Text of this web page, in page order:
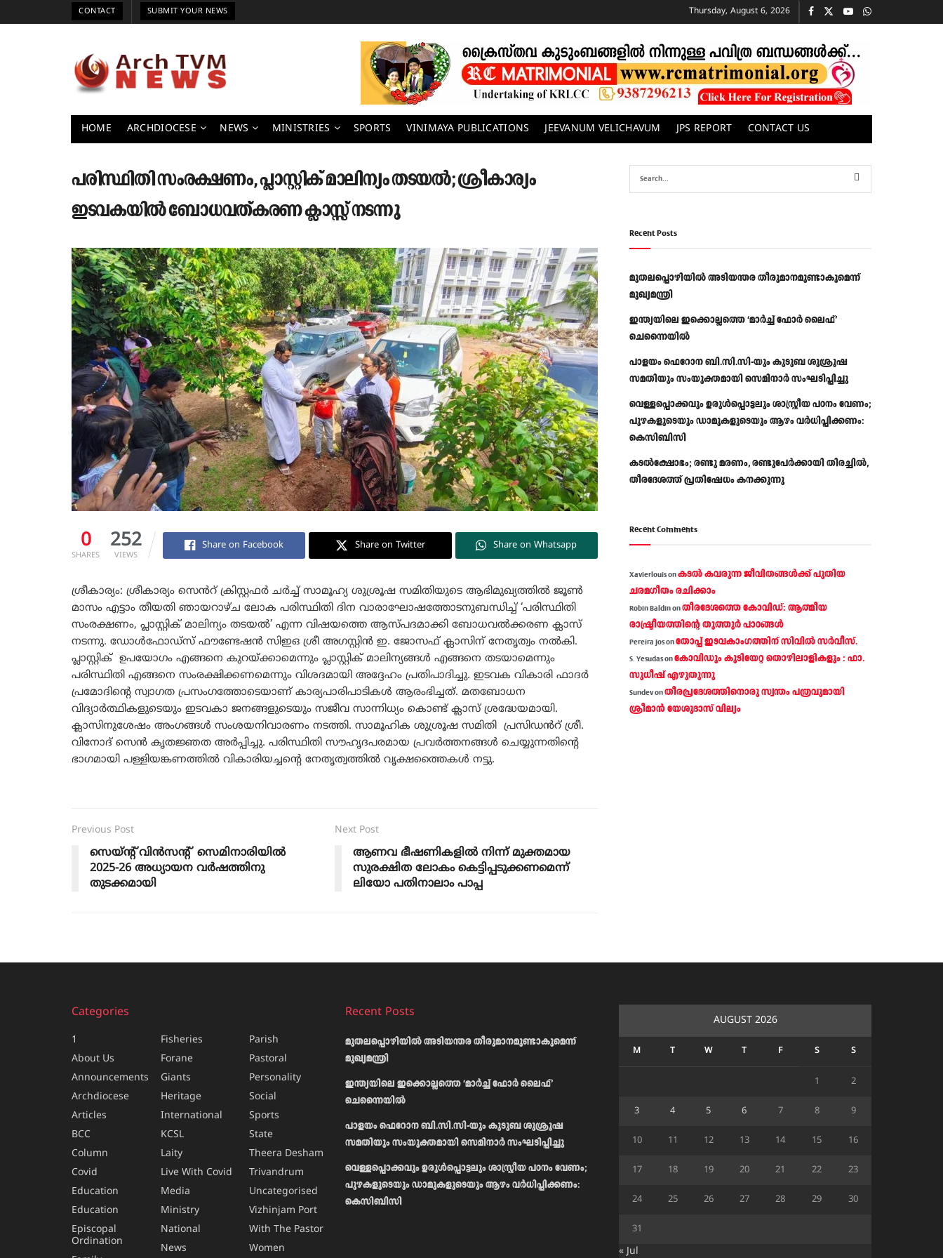
CONTACT SUBMIT YOUR NEWS Thursday, August 6, 2026
HOME ARCHDIOCESE NEWS MINISTRIES SPORTS VINIMAYA PUBLICATIONS JEEVANUM VELICHAVUM JPS REPORT CONTACT US
പരിസ്ഥിതി സംരക്ഷണം, പ്ലാസ്റ്റിക് മാലിന്യം തടയൽ; ശ്രീകാര്യം
ഇടവകയിൽ ബോധവത്കരണ ക്ലാസ്സ് നടന്നു
0
SHARES
252
VIEWS
Share on Facebook Share on Twitter Share on Whatsapp
ശ്രീകാര്യം: ശ്രീകാര്യം സെൻറ് ക്രിസ്റ്റഫർ ചർച്ച് സാമൂഹ്യ ശുശ്രൂഷ സമിതിയുടെ ആഭിമുഖ്യത്തിൽ ജൂൺ
മാസം എട്ടാം തീയതി ഞായറാഴ്ച ലോക പരിസ്ഥിതി ദിന വാരാഘോഷത്തോടനുബന്ധിച്ച് ‘പരിസ്ഥിതി
സംരക്ഷണം, പ്ലാസ്റ്റിക് മാലിന്യം തടയൽ’ എന്ന വിഷയത്തെ ആസ്പദമാക്കി ബോധവൽക്കരണ ക്ലാസ്
നടന്നു. ഡോൾഫോഡ്സ് ഫൗണ്ടേഷൻ സിഇഒ ശ്രീ അഗസ്റ്റിൻ ഇ. ജോസഫ് ക്ലാസിന്‌ നേതൃത്വം നൽകി.
പ്ലാസ്റ്റിക് ഉപയോഗം എങ്ങനെ കുറയ്ക്കാമെന്നും പ്ലാസ്റ്റിക് മാലിന്യങ്ങൾ എങ്ങനെ തടയാമെന്നും
പരിസ്ഥിതി എങ്ങനെ സംരക്ഷിക്കണമെന്നും വിശദമായി അദ്ദേഹം പ്രതിപാദിച്ചു. ഇടവക വികാരി ഫാദർ
പ്രമോദിന്റെ സ്വാഗത പ്രസംഗത്തോടെയാണ് കാര്യപാരിപാടികൾ ആരംഭിച്ചത്. മതബോധന
വിദ്യാർത്ഥികളുടെയും ഇടവകാ ജനങ്ങളുടെയും സജീവ സാന്നിധ്യം കൊണ്ട് ക്ലാസ് ശ്രദ്ധേയമായി.
ക്ലാസിനുശേഷം അംഗങ്ങൾ സംശയനിവാരണം നടത്തി. സാമൂഹിക ശുശ്രൂഷ സമിതി പ്രസിഡൻറ് ശ്രീ.
വിനോദ് സെൻ കൃതജ്ഞത അർപ്പിച്ചു. പരിസ്ഥിതി സൗഹൃദപരമായ പ്രവർത്തനങ്ങൾ ചെയ്യുന്നതിൻ്റെ
ഭാഗമായി പള്ളിയങ്കണത്തിൽ വികാരിയച്ചൻ്റെ നേതൃത്വത്തിൽ വൃക്ഷത്തൈകൾ നട്ടു.
Previous Post
സെയ്ന്റ് വിൻസന്റ് സെമിനാരിയിൽ
2025-26 അധ്യായന വർഷത്തിനു
തുടക്കമായി
Next Post
ആണവ ഭീഷണികളിൽ നിന്ന് മുക്തമായ
സുരക്ഷിത ലോകം കെട്ടിപ്പടുക്കണമെന്ന്
ലിയോ പതിനാലാം പാപ്പ
Recent Posts
മുതലപ്പൊഴിയിൽ അടിയന്തര തീരുമാനമുണ്ടാകുമെന്ന്
മുഖ്യമന്ത്രി
ഇന്ത്യയിലെ ഇക്കൊല്ലത്തെ ‘മാർച്ച് ഫോർ ലൈഫ്’
ചെന്നൈയിൽ
പാളയം ഫെറോന ബി.സി.സി-യും കുടുബ ശുശ്രൂഷ
സമതിയും സംയുക്തമായി സെമിനാർ സംഘടിപ്പിച്ചു
വെള്ളപ്പൊക്കവും ഉരുള്‍പ്പൊട്ടലും ശാസ്ത്രീയ പഠനം വേണം;
പുഴകളുടെയും ഡാമുകളുടെയും ആഴം വര്‍ധിപ്പിക്കണം:
കെസിബിസി
കടൽക്ഷോഭം; രണ്ടു മരണം, രണ്ടുപേർക്കായി തിരച്ചിൽ,
തീരദേശത്ത് പ്രതിഷേധം കനക്കുന്നു
Recent Comments
Xavierlouisonകടല്‍ കവരുന്ന ജീവിതങ്ങള്‍ക്ക് പുതിയ
ചരമഗീതം രചിക്കാം
Robin Baldinonതീരദേശത്തെ കോവിഡ്: ആത്മീയ
രാഷ്ട്രീയത്തിന്റെ തൂത്തൂര്‍ പാഠങ്ങൾ
Pereira Josonതോപ്പ് ഇടവകാംഗത്തിന് സിവിൽ സർവീസ്.
S. Yesudasonകോവിഡും കുടിയേറ്റ തൊഴിലാളികളും : ഫാ.
സുധീഷ് എഴുതുന്നു
Sundevonതീരപ്രദേശത്തിനൊരു സ്വന്തം പത്രവുമായി
ശ്രീമാന്‍ യേശുദാസ് വില്യം
Categories
1
About Us
Announcements
Archdiocese
Articles
BCC
Column
Covid
Education
Education
Episcopal
Ordination
Fisheries
Forane
Giants
Heritage
International
KCSL
Laity
Live With Covid
Media
Ministry
National
News
Parish
Pastoral
Personality
Social
Sports
State
Theera Desham
Trivandrum
Uncategorised
Vizhinjam Port
With The Pastor
Women
Recent Posts
മുതലപ്പൊഴിയിൽ അടിയന്തര തീരുമാനമുണ്ടാകുമെന്ന്
മുഖ്യമന്ത്രി
ഇന്ത്യയിലെ ഇക്കൊല്ലത്തെ ‘മാർച്ച് ഫോർ ലൈഫ്’
ചെന്നൈയിൽ
പാളയം ഫെറോന ബി.സി.സി-യും കുടുബ ശുശ്രൂഷ
സമതിയും സംയുക്തമായി സെമിനാർ സംഘടിപ്പിച്ചു
വെള്ളപ്പൊക്കവും ഉരുള്‍പ്പൊട്ടലും ശാസ്ത്രീയ പഠനം വേണം;
പുഴകളുടെയും ഡാമുകളുടെയും ആഴം വര്‍ധിപ്പിക്കണം:
കെസിബിസി
AUGUST 2026
M T W T F S S
1 2
3 4 5 6 7 8 9
10 11 12 13 14 15 16
17 18 19 20 21 22 23
24 25 26 27 28 29 30
31
« Jul